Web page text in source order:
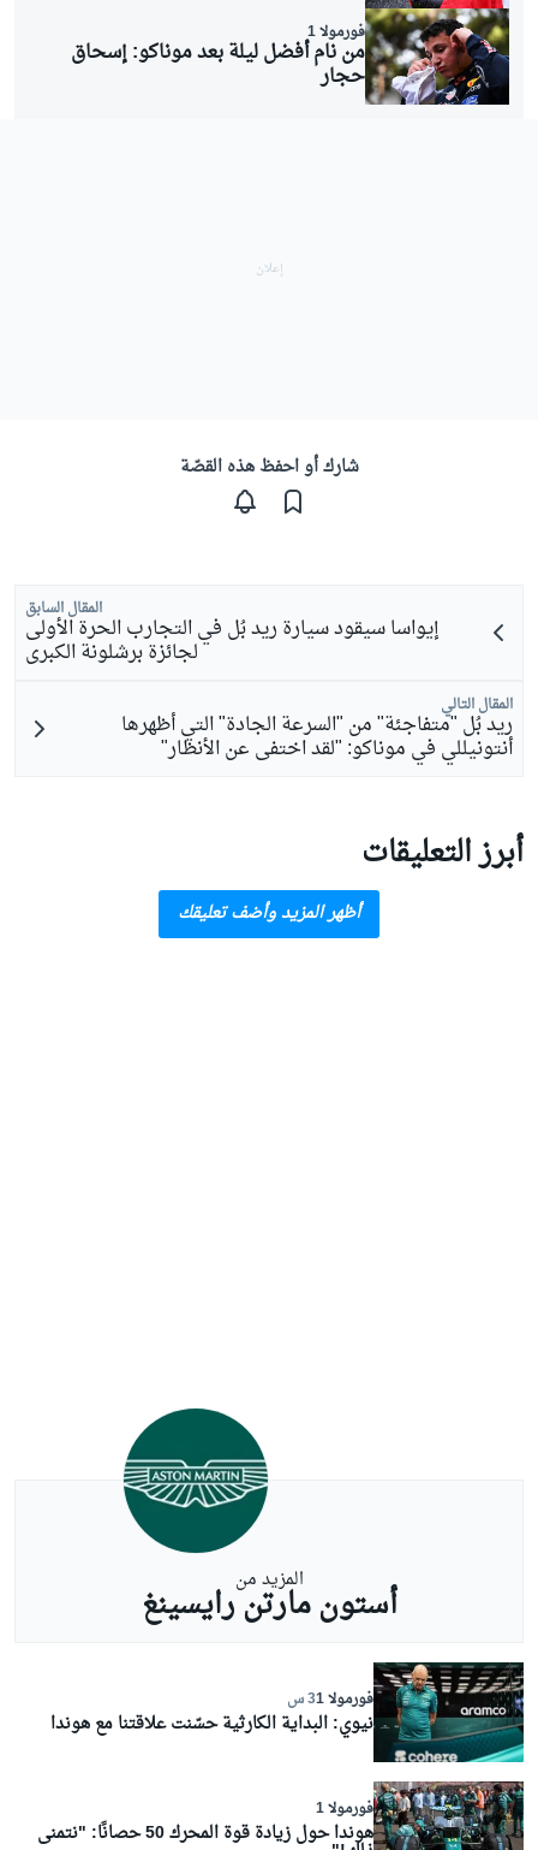
فورمولا 1
من نام أفضل ليلة بعد موناكو: إسحاق
حجار
شارك أو احفظ هذه القصّة
المقال السابق
إيواسا سيقود سيارة ريد بُل في التجارب الحرة الأولى
لجائزة برشلونة الكبرى
المقال التالي
ريد بُل "متفاجئة" من "السرعة الجادة" التي أظهرها
أنتونيللي في موناكو: "لقد اختفى عن الأنظار"
أبرز التعليقات
أظهر المزيد وأضف تعليقك
المزيد من
أستون مارتن رايسينغ
فورمولا 1 3 س
نيوي: البداية الكارثية حسّنت علاقتنا مع هوندا
فورمولا 1
هوندا حول زيادة قوة المحرك 50 حصانًا: "نتمنى